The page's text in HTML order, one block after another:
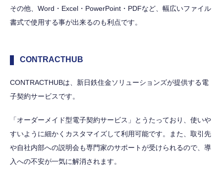
その他、Word・Excel・PowerPoint・PDFなど、幅広いファイル
書式で使用する事が出来るのも利点です。
CONTRACTHUB
CONTRACTHUBは、新日鉄住金ソリューションズが提供する電
子契約サービスです。
「オーダーメイド型電子契約サービス」とうたっており、使いや
すいように細かくカスタマイズして利用可能です。また、取引先
や自社内部への説明会も専門家のサポートが受けられるので、導
入への不安が一気に解消されます。